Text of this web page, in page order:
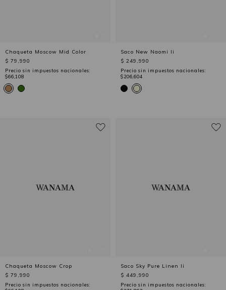
Chaqueta Moscow Mid Color
$ 79,990
Precio sin impuestos nacionales:
$66,108
Saco New Naomi Ii
$ 249,990
Precio sin impuestos nacionales:
$206,604
Chaqueta Moscow Crop
$ 79,990
Precio sin impuestos nacionales:
Saco Sky Pure Linen Ii
$ 449,990
Precio sin impuestos nacionales: